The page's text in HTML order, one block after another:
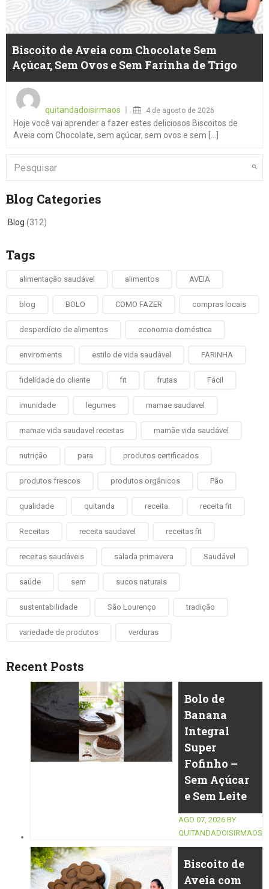
Biscoito de Aveia com Chocolate Sem
Açúcar, Sem Ovos e Sem Farinha de Trigo
quitandadoisirmaos
4 de agosto de 2026
Hoje você vai aprender a fazer estes deliciosos Biscoitos de
Aveia com Chocolate, sem açúcar, sem ovos e sem [...]
Blog Categories
Blog (312)
Tags
alimentação saudável alimentos AVEIA
blog BOLO COMO FAZER compras locais
desperdício de alimentos economia doméstica
enviroments estilo de vida saudável FARINHA
fidelidade do cliente fit frutas Fácil
imunidade legumes mamae saudavel
mamae vida saudavel receitas mamãe vida saudável
nutrição para produtos certificados
produtos frescos produtos orgânicos Pão
qualidade quitanda receita. receita fit
Receitas receita saudavel receitas fit
receitas saudáveis salada primavera Saudável
saúde sem sucos naturais
sustentabilidade São Lourenço tradição
variedade de produtos verduras
Recent Posts
Bolo de
Banana
Integral
Super
Fofinho –
Sem Açúcar
e Sem Leite
AGO 07, 2026 BY
QUITANDADOISIRMAOS
Biscoito de
Aveia com